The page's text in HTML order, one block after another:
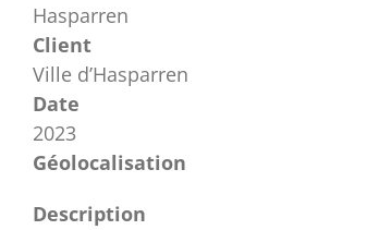
Hasparren
Client
Ville d’Hasparren
Date
2023
Géolocalisation
Description